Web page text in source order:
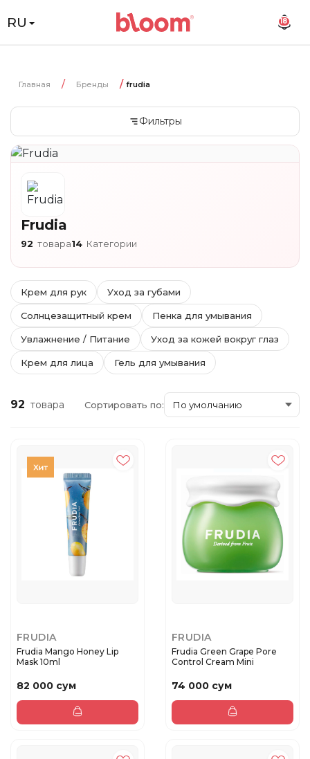
RU 18
Главная Бренды frudia
Фильтры
Frudia
92 товара14 Категории
Крем для рук Уход за губами
Солнцезащитный крем Пенка для умывания
Увлажнение / Питание Уход за кожей вокруг глаз
Крем для лица Гель для умывания
92 товара Сортировать по:
FRUDIA
Frudia Mango Honey Lip
Mask 10ml
82 000 сум
FRUDIA
Frudia Green Grape Pore
Control Cream Mini
74 000 сум